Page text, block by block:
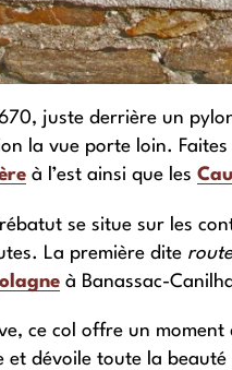
juste derrière un
la vue porte loin.
à l’est ainsi que les
se situe sur les
La première dite
à Banassac-
ce col offre un
et dévoile toute la